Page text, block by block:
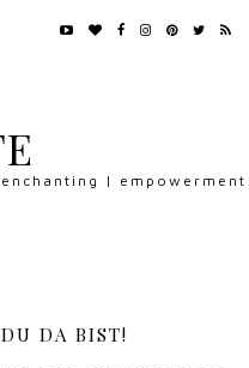
| empowerment
DA BIST!